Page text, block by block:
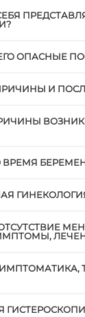
ОПАСНЫЕ
И
ВРЕМЯ